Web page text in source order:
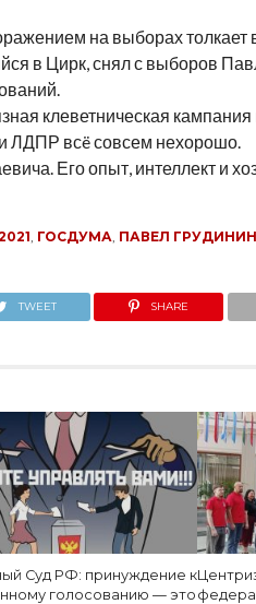
на выборах толкает
в Цирк, снял с выборов
клеветническая кампания
ЛДПР всë совсем нехорошо.
Его опыт, интеллект и
, ГОСДУМА, ПАВЕЛ ГРУДИНИН
TWEET SHARE
Суд РФ: принуждение к
голосованию — это